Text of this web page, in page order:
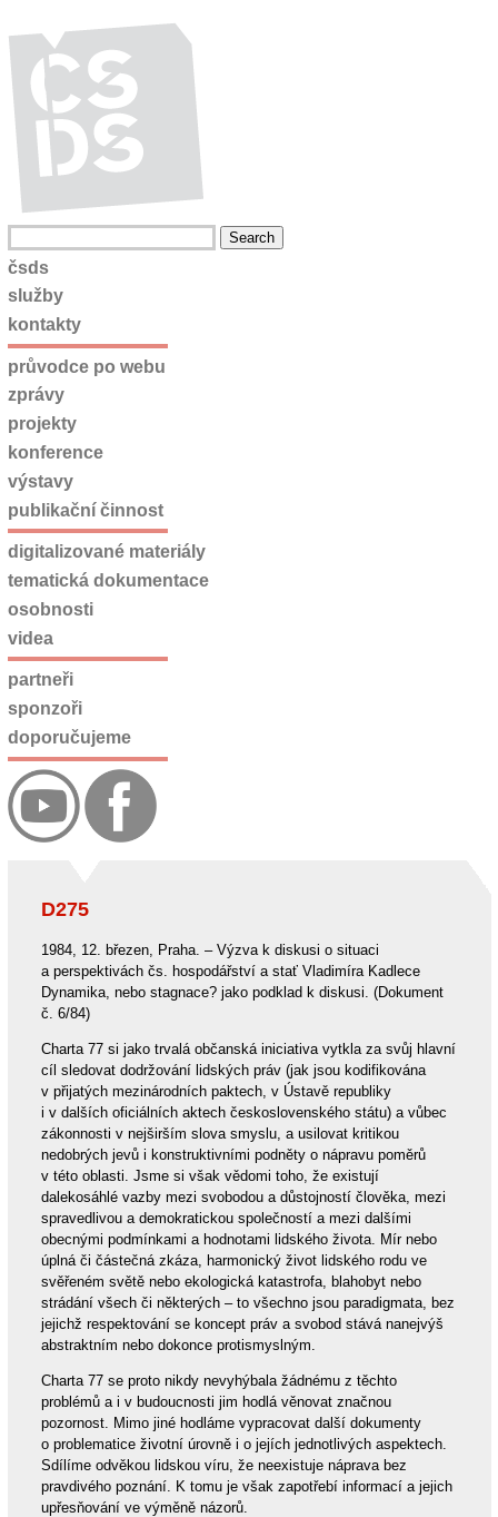
D275
1984, 12. březen, Praha. – Výzva k diskusi o situaci
a perspektivách čs. hospodářství a stať Vladimíra Kadlece
Dynamika, nebo stagnace? jako podklad k diskusi. (Dokument
č. 6/84)
Charta 77 si jako trvalá občanská iniciativa vytkla za svůj hlavní
cíl sledovat dodržování lidských práv (jak jsou kodifikována
v přijatých mezinárodních paktech, v Ústavě republiky
i v dalších oficiálních aktech československého státu) a vůbec
zákonnosti v nejširším slova smyslu, a usilovat kritikou
nedobrých jevů i konstruktivními podněty o nápravu poměrů
v této oblasti. Jsme si však vědomi toho, že existují
dalekosáhlé vazby mezi svobodou a důstojností člověka, mezi
spravedlivou a demokratickou společností a mezi dalšími
obecnými podmínkami a hodnotami lidského života. Mír nebo
úplná či částečná zkáza, harmonický život lidského rodu ve
svěřeném světě nebo ekologická katastrofa, blahobyt nebo
strádání všech či některých – to všechno jsou paradigmata, bez
jejichž respektování se koncept práv a svobod stává nanejvýš
abstraktním nebo dokonce protismyslným.
Charta 77 se proto nikdy nevyhýbala žádnému z těchto
problémů a i v budoucnosti jim hodlá věnovat značnou
pozornost. Mimo jiné hodláme vypracovat další dokumenty
o problematice životní úrovně i o jejích jednotlivých aspektech.
Sdílíme odvěkou lidskou víru, že neexistuje náprava bez
pravdivého poznání. K tomu je však zapotřebí informací a jejich
upřesňování ve výměně názorů.
čsds
služby
kontakty
průvodce po webu
zprávy
projekty
konference
výstavy
publikační činnost
digitalizované materiály
tematická dokumentace
osobnosti
videa
partneři
sponzoři
doporučujeme